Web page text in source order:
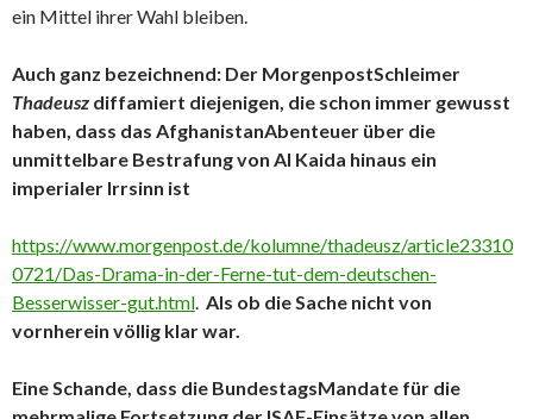
ein Mittel ihrer Wahl bleiben.
Auch ganz bezeichnend: Der MorgenpostSchleimer
Thadeusz diffamiert diejenigen, die schon immer gewusst
haben, dass das AfghanistanAbenteuer über die
unmittelbare Bestrafung von Al Kaida hinaus ein
imperialer Irrsinn ist
https://www.morgenpost.de/kolumne/thadeusz/article23310
0721/Das-Drama-in-der-Ferne-tut-dem-deutschen-
Besserwisser-gut.html. Als ob die Sache nicht von
vornherein völlig klar war.
Eine Schande, dass die BundestagsMandate für die